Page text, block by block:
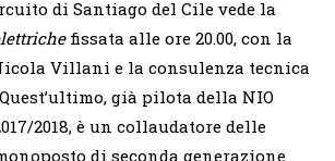
di Santiago del Cile vede la
fissata alle ore 20.00, con la
Villani e la consulenza tecnica
già pilota della NIO
2018, è un collaudatore delle
di seconda generazione.